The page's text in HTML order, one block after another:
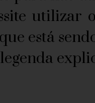
utilizar
está